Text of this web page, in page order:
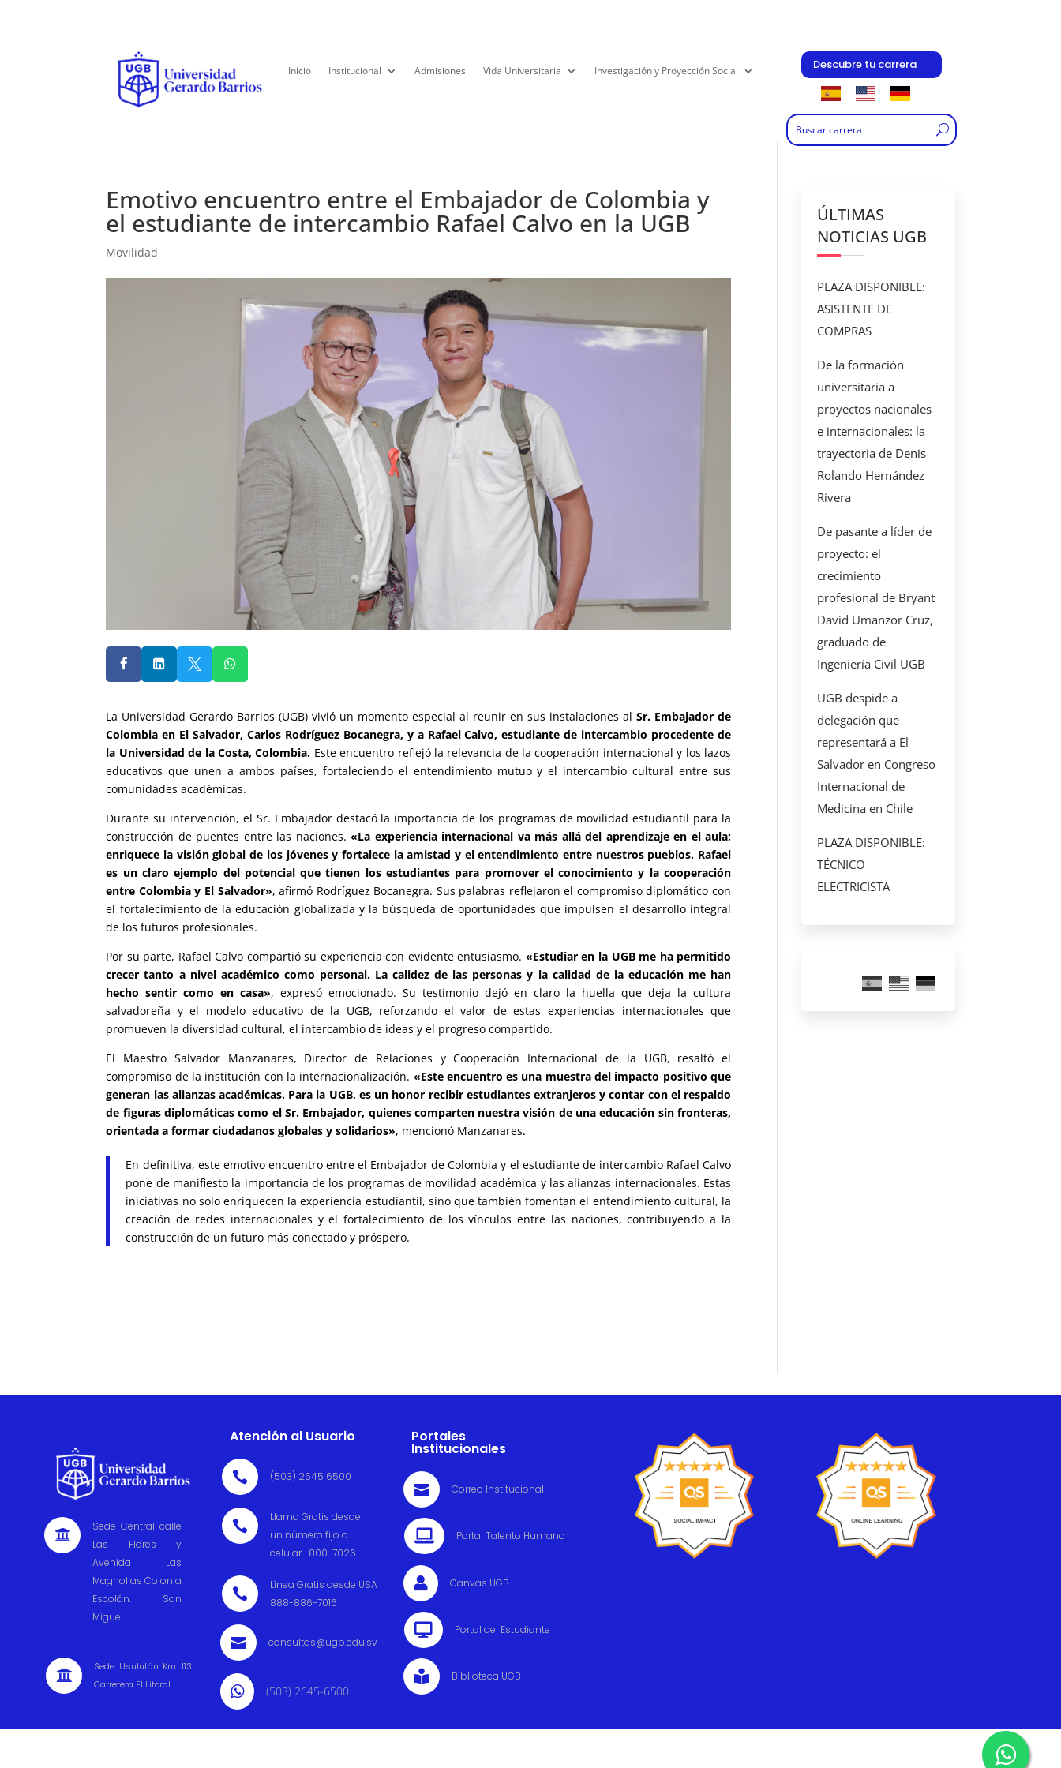
Inicio Institucional Admisiones Vida Universitaria Investigación y Proyección Social Descubre tu carrera
Emotivo encuentro entre el Embajador de Colombia y
el estudiante de intercambio Rafael Calvo en la UGB
Movilidad
   
La Universidad Gerardo Barrios (UGB) vivió un momento especial al reunir en sus instalaciones alSr. Embajador de
Colombia en El Salvador, Carlos Rodríguez Bocanegra, y a Rafael Calvo, estudiante de intercambio procedente de
la Universidad de la Costa, Colombia. Este encuentro reflejó la relevancia de la cooperación internacional y los lazos
educativos que unen a ambos países, fortaleciendo el entendimiento mutuo y el intercambio cultural entre sus
comunidades académicas.
Durante su intervención, el Sr. Embajador destacó la importancia de los programas de movilidad estudiantil para la
construcción de puentes entre las naciones.«La experiencia internacional va más allá del aprendizaje en el aula;
enriquece la visión global de los jóvenes y fortalece la amistad y el entendimiento entre nuestros pueblos. Rafael
es un claro ejemplo del potencial que tienen los estudiantes para promover el conocimiento y la cooperación
entre Colombia y El Salvador», afirmó Rodríguez Bocanegra. Sus palabras reflejaron el compromiso diplomático con
el fortalecimiento de la educación globalizada y la búsqueda de oportunidades que impulsen el desarrollo integral
de los futuros profesionales.
Por su parte, Rafael Calvo compartió su experiencia con evidente entusiasmo. «Estudiar en la UGB me ha permitido
crecer tanto a nivel académico como personal. La calidez de las personas y la calidad de la educación me han
hecho sentir como en casa», expresó emocionado. Su testimonio dejó en claro la huella que deja la cultura
salvadoreña y el modelo educativo de la UGB, reforzando el valor de estas experiencias internacionales que
promueven la diversidad cultural, el intercambio de ideas y el progreso compartido.
El Maestro Salvador Manzanares, Director de Relaciones y Cooperación Internacional de la UGB, resaltó el
compromiso de la institución con la internacionalización. «Este encuentro es una muestra del impacto positivo que
generan las alianzas académicas. Para la UGB, es un honor recibir estudiantes extranjeros y contar con el respaldo
de figuras diplomáticas como el Sr. Embajador, quienes comparten nuestra visión de una educación sin fronteras,
orientada a formar ciudadanos globales y solidarios», mencionó Manzanares.
En definitiva, este emotivo encuentro entre el Embajador de Colombia y el estudiante de intercambio Rafael Calvo
pone de manifiesto la importancia de los programas de movilidad académica y las alianzas internacionales. Estas
iniciativas no solo enriquecen la experiencia estudiantil, sino que también fomentan el entendimiento cultural, la
creación de redes internacionales y el fortalecimiento de los vínculos entre las naciones, contribuyendo a la
construcción de un futuro más conectado y próspero.
ÚLTIMAS
NOTICIAS UGB
PLAZA DISPONIBLE:
ASISTENTE DE
COMPRAS
De la formación
universitaria a
proyectos nacionales
e internacionales: la
trayectoria de Denis
Rolando Hernández
Rivera
De pasante a líder de
proyecto: el
crecimiento
profesional de Bryant
David Umanzor Cruz,
graduado de
Ingeniería Civil UGB
UGB despide a
delegación que
representará a El
Salvador en Congreso
Internacional de
Medicina en Chile
PLAZA DISPONIBLE:
TÉCNICO
ELECTRICISTA

Sede Central calle
Las Flores y
Avenida Las
Magnolias Colonia
Escolán. San
Miguel.

Sede Usulután Km. 113
Carretera El Litoral.
Atención al Usuario
 (503) 2645 6500

Llama Gratis desde
un número fijo o
celular 800-7026

Línea Gratis desde USA
888-886-7016
 consultas@ugb.edu.sv
 (503) 2645-6500
Portales
Institucionales
 Correo Institucional
 Portal Talento Humano
 Canvas UGB
 Portal del Estudiante
 Biblioteca UGB